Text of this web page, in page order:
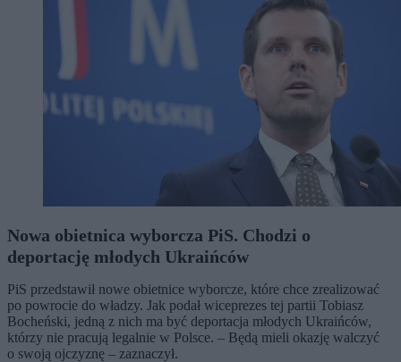
Nowa obietnica wyborcza PiS. Chodzi o
deportację młodych Ukraińców
PiS przedstawił nowe obietnice wyborcze, które chce zrealizować
po powrocie do władzy. Jak podał wiceprezes tej partii Tobiasz
Bocheński, jedną z nich ma być deportacja młodych Ukraińców,
którzy nie pracują legalnie w Polsce. – Będą mieli okazję walczyć
o swoją ojczyznę – zaznaczył.